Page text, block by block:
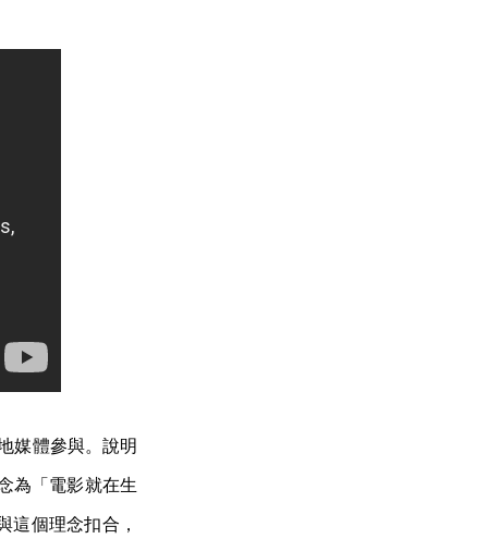
媒體參與。說明
為「電影就在生
這個理念扣合，